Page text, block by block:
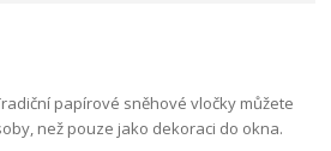
papírové sněhové vločky můžete
než pouze jako dekoraci do okna.